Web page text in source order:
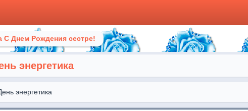
С Днем Рождения сестре!
энергетика
энергетика